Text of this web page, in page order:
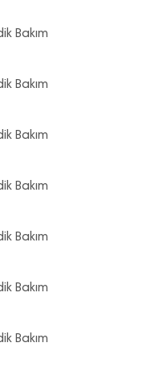
Bakım
Bakım
Bakım
Bakım
Bakım
Bakım
Bakım